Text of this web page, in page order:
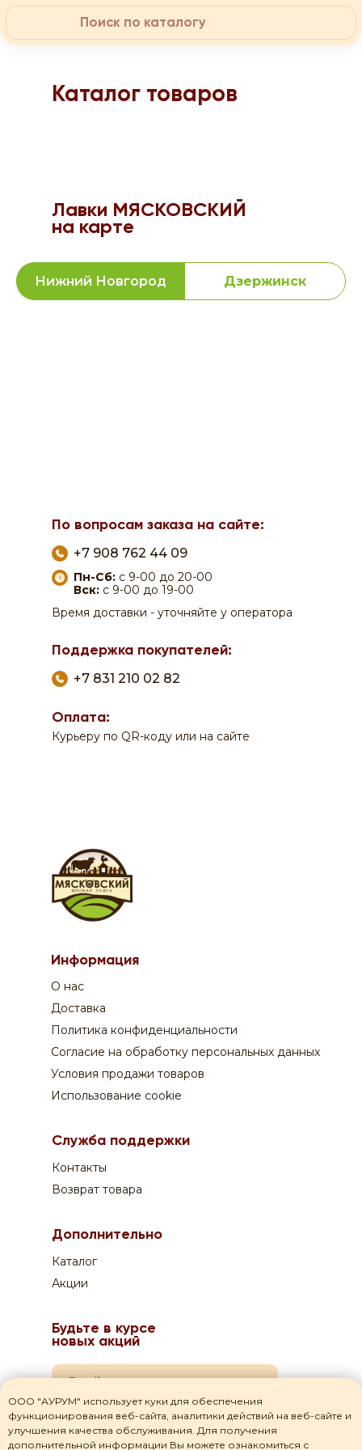
Каталог товаров
Лавки МЯСКОВСКИЙ
на карте
Нижний Новгород Дзержинск
+7 908 762 44 09
+7 831 210 02 82
Пн-Сб: с 9-00 до 20-00
Вск: с 9-00 до 19-00
Время доставки - уточняйте у оператора
Курьеру по QR-коду или на сайте
По вопросам заказа на сайте:
Оплата:
Поддержка покупателей:
+7 908 762 44 09
+7 831 210 02 82
Пн-Сб:
Время доставки - уточняйте у оператора
Курьеру по QR-коду или на сайте
Поддержка покупателей:
ООО "АУРУМ" использует куки для обеспечения
функционирования веб-сайта, аналитики действий на веб-сайте и
улучшения качества обслуживания. Для получения
дополнительной информации Вы можете ознакомиться с
Информация
Условия продажи товаров
Использование cookie
О нас
Доставка
Политика конфиденциальности
Согласие на обработку персональных данных
Служба поддержки
Контакты
Возврат товара
Будьте в курсе
новых акций
Дополнительно
Каталог
Акции
Я даю согласие наобработку своих персональных данных